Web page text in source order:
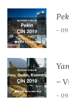
- 09
–
- 09